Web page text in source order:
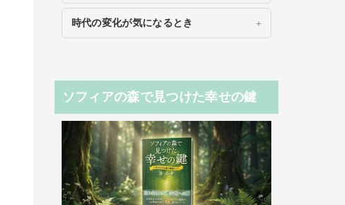
時代の変化が気になるとき
ソフィアの森で見つけた幸せの鍵